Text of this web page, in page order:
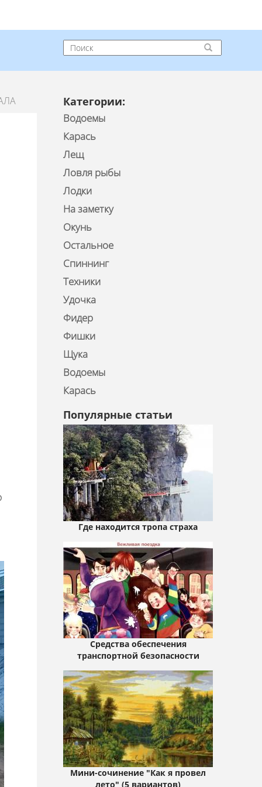
Категории:
Водоемы
Карась
Лещ
Ловля рыбы
Лодки
На заметку
Окунь
Остальное
Спиннинг
Техники
Удочка
Фидер
Фишки
Щука
Водоемы
Карась
Популярные статьи
Где находится тропа страха
Средства обеспечения
транспортной безопасности
Мини-сочинение "Как я провел
лето" (5 вариантов)